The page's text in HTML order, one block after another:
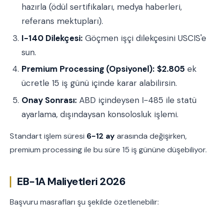
hazırla (ödül sertifikaları, medya haberleri,
referans mektupları).
I-140 Dilekçesi: Göçmen işçi dilekçesini USCIS'e
sun.
Premium Processing (Opsiyonel): $2.805 ek
ücretle 15 iş günü içinde karar alabilirsin.
Onay Sonrası: ABD içindeysen I-485 ile statü
ayarlama, dışındaysan konsolosluk işlemi.
Standart işlem süresi 6-12 ayarasında değişirken,
premium processing ile bu süre 15 iş gününe düşebiliyor.
EB-1A Maliyetleri 2026
Başvuru masrafları şu şekilde özetlenebilir: